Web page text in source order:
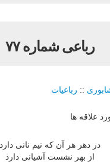
رباعی شماره ۷۷
:: رباعیات
علاقه ها
در دهر هر آن که نیم نانی دارد
از بهر نشست آشیانی دارد